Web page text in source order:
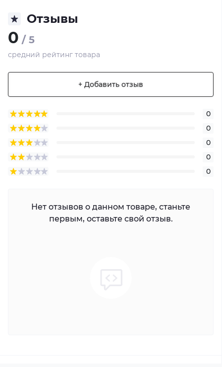
Отзывы
0 / 5
средний рейтинг товара
+ Добавить отзыв
0
0
0
0
0
Нет отзывов о данном товаре, станьте
первым, оставьте свой отзыв.